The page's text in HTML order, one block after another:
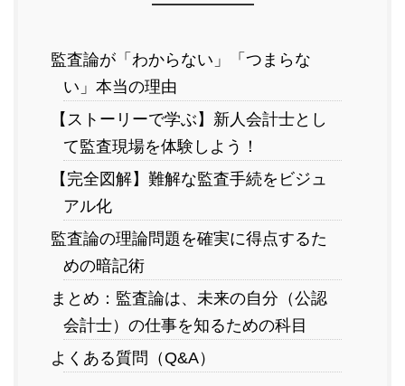
監査論が「わからない」「つまらな
い」本当の理由
【ストーリーで学ぶ】新人会計士とし
て監査現場を体験しよう！
【完全図解】難解な監査手続をビジュ
アル化
監査論の理論問題を確実に得点するた
めの暗記術
まとめ：監査論は、未来の自分（公認
会計士）の仕事を知るための科目
よくある質問（Q&A）